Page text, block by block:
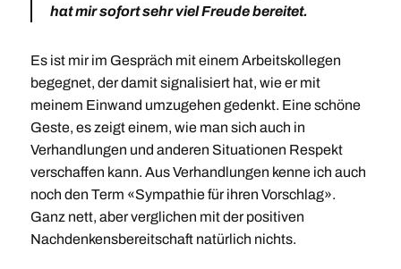
hat mir sofort sehr viel Freude bereitet.
Es ist mir im Gespräch mit einem Arbeitskollegen
begegnet, der damit signalisiert hat, wie er mit
meinem Einwand umzugehen gedenkt. Eine schöne
Geste, es zeigt einem, wie man sich auch in
Verhandlungen und anderen Situationen Respekt
verschaffen kann. Aus Verhandlungen kenne ich auch
noch den Term «Sympathie für ihren Vorschlag».
Ganz nett, aber verglichen mit der positiven
Nachdenkensbereitschaft natürlich nichts.